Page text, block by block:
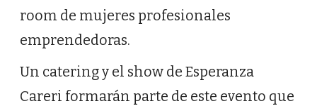
room de mujeres profesionales
emprendedoras.
Un catering y el show de Esperanza
Careri formarán parte de este evento que